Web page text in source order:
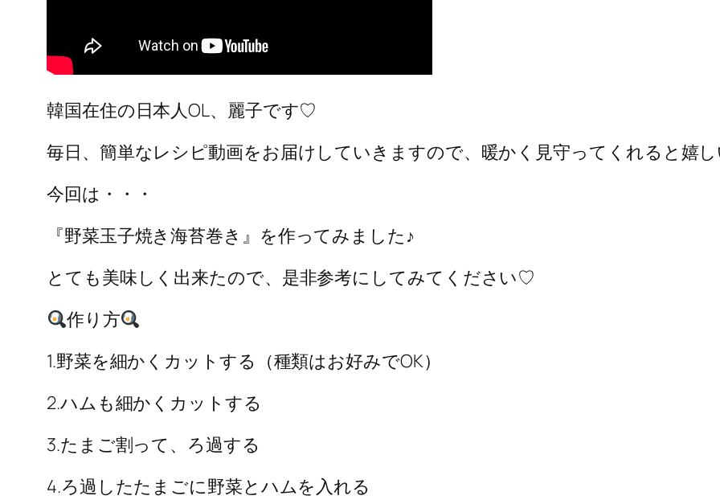
韓国在住の日本人OL、麗子です♡
今回は・・・
『野菜玉子焼き海苔巻き』を作ってみました♪
とても美味しく出来たので、是非参考にしてみてください♡
作り方
1.野菜を細かくカットする（種類はお好みでOK）
2.ハムも細かくカットする
3.たまご割って、ろ過する
4.ろ過したたまごに野菜とハムを入れる